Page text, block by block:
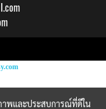
าพและประสบการณ์ที่ดีใน